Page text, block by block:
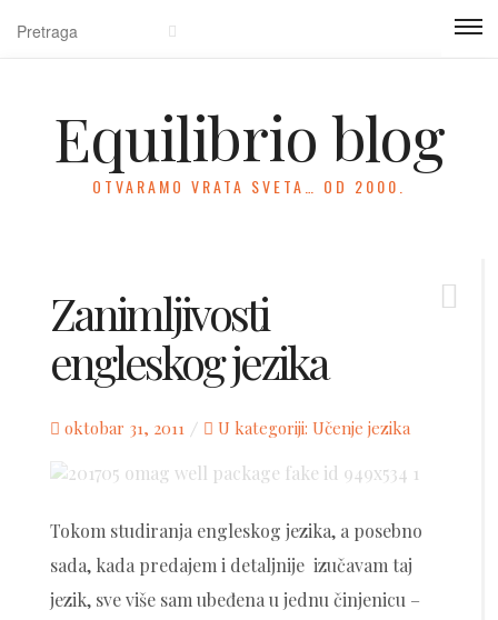
Equilibrio blog
OTVARAMO VRATA SVETA… OD 2000.
Zanimljivosti
engleskog jezika
Posted
oktobar 31, 2011 U kategoriji: Učenje jezika
Tokom studiranja engleskog jezika, a posebno
sada, kada predajem i detaljnije izučavam taj
jezik, sve više sam ubeđena u jednu činjenicu –